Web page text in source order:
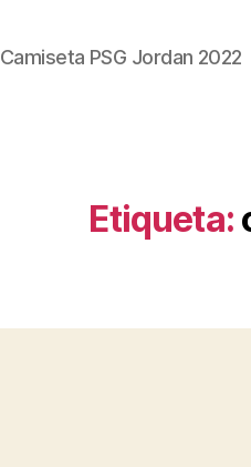
Camiseta PSG Jordan 2022
Etiqueta: